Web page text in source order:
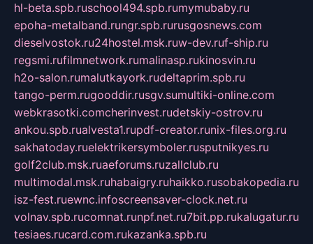
hl-beta.spb.ruschool494.spb.rumymubaby.ru
epoha-metalband.rungr.spb.rurusgosnews.com
dieselvostok.ru24hostel.msk.ruw-dev.ruf-ship.ru
regsmi.rufilmnetwork.rumalinasp.rukinosvin.ru
h2o-salon.rumalutkayork.rudeltaprim.spb.ru
tango-perm.rugooddir.rusgv.sumultiki-online.com
webkrasotki.comcherinvest.rudetskiy-ostrov.ru
ankou.spb.rualvesta1.rupdf-creator.runix-files.org.ru
sakhatoday.ruelektrikersymboler.rusputnikyes.ru
golf2club.msk.ruaeforums.ruzallclub.ru
multimodal.msk.ruhabaigry.ruhaikko.rusobakopedia.ru
isz-fest.ruewnc.infoscreensaver-clock.net.ru
volnav.spb.rucomnat.runpf.net.ru7bit.pp.rukalugatur.ru
tesiaes.rucard.com.rukazanka.spb.ru